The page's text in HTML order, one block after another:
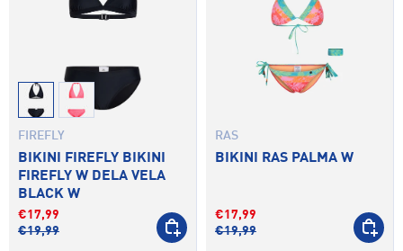
052 395
FIREFLY
BIKINI FIREFLY BIKINI
FIREFLY W DELA VELA
BLACK W
€17,99
€19,99
SCEGLI OPZIONI
RAS
BIKINI RAS PALMA W
€17,99
€19,99
SCEGLI